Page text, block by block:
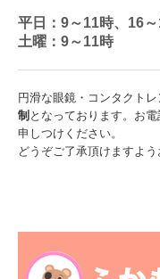
平日：9～11時、16
土曜：9～11時
円滑な眼鏡・コンタクト
制 となっております。お
申しつけください。
どうぞご了承頂けますよう